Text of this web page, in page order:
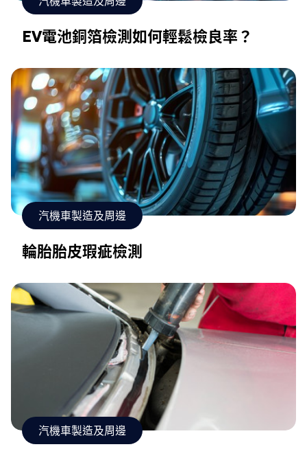
EV電池銅箔檢測如何輕鬆檢良率？
汽機車製造及周邊
輪胎胎皮瑕疵檢測
汽機車製造及周邊